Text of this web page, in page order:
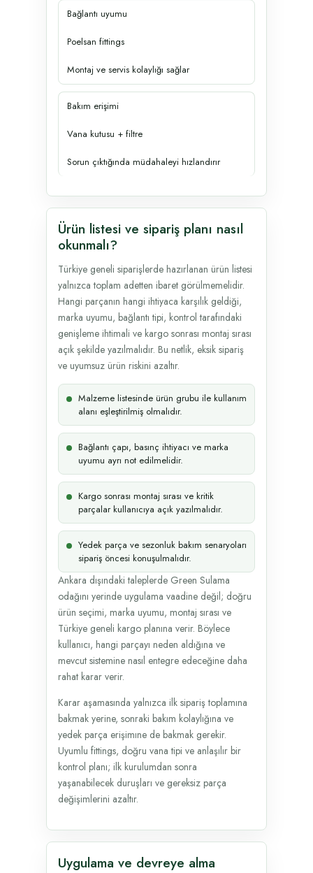
Bağlantı uyumu
Poelsan fittings
Montaj ve servis kolaylığı sağlar
Bakım erişimi
Vana kutusu + filtre
Sorun çıktığında müdahaleyi hızlandırır
Ürün listesi ve sipariş planı nasıl
okunmalı?
Türkiye geneli siparişlerde hazırlanan ürün listesi
yalnızca toplam adetten ibaret görülmemelidir.
Hangi parçanın hangi ihtiyaca karşılık geldiği,
marka uyumu, bağlantı tipi, kontrol tarafındaki
genişleme ihtimali ve kargo sonrası montaj sırası
açık şekilde yazılmalıdır. Bu netlik, eksik sipariş
ve uyumsuz ürün riskini azaltır.
Malzeme listesinde ürün grubu ile kullanım
alanı eşleştirilmiş olmalıdır.
Bağlantı çapı, basınç ihtiyacı ve marka
uyumu ayrı not edilmelidir.
Kargo sonrası montaj sırası ve kritik
parçalar kullanıcıya açık yazılmalıdır.
Yedek parça ve sezonluk bakım senaryoları
sipariş öncesi konuşulmalıdır.
Ankara dışındaki taleplerde Green Sulama
odağını yerinde uygulama vaadine değil; doğru
ürün seçimi, marka uyumu, montaj sırası ve
Türkiye geneli kargo planına verir. Böylece
kullanıcı, hangi parçayı neden aldığına ve
mevcut sistemine nasıl entegre edeceğine daha
rahat karar verir.
Karar aşamasında yalnızca ilk sipariş toplamına
bakmak yerine, sonraki bakım kolaylığına ve
yedek parça erişimıne de bakmak gerekir.
Uyumlu fittings, doğru vana tipi ve anlaşılır bir
kontrol planı; ilk kurulumdan sonra
yaşanabilecek duruşları ve gereksiz parça
değişimlerini azaltır.
Uygulama ve devreye alma